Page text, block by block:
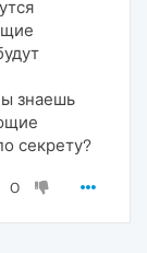
знаешь
секрету?
0